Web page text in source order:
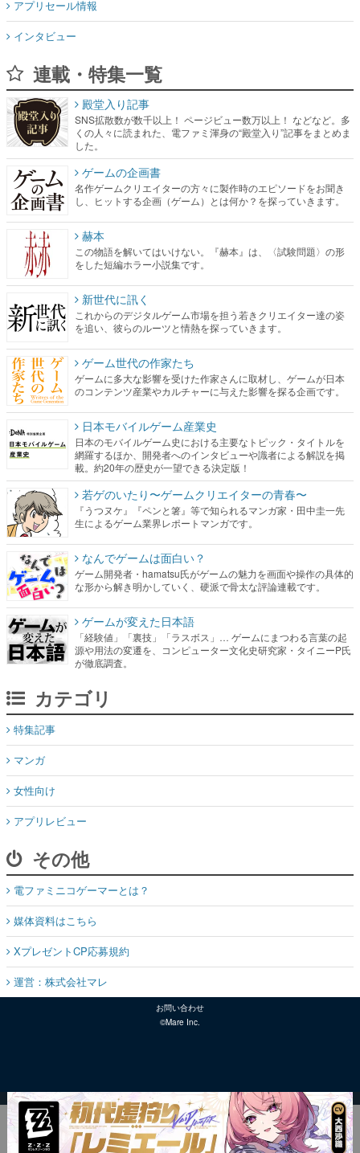
アプリセール情報
インタビュー
連載・特集一覧
殿堂入り記事
SNS拡散数が数千以上！ ページビュー数万以上！ などなど。多
くの人々に読まれた、電ファミ渾身の“殿堂入り”記事をまとめま
した。
ゲームの企画書
名作ゲームクリエイターの方々に製作時のエピソードをお聞き
し、ヒットする企画（ゲーム）とは何か？を探っていきます。
赫本
この物語を解いてはいけない。『赫本』は、〈試験問題〉の形
をした短編ホラー小説集です。
新世代に訊く
これからのデジタルゲーム市場を担う若きクリエイター達の姿
を追い、彼らのルーツと情熱を探っていきます。
ゲーム世代の作家たち
ゲームに多大な影響を受けた作家さんに取材し、ゲームが日本
のコンテンツ産業やカルチャーに与えた影響を探る企画です。
日本モバイルゲーム産業史
日本のモバイルゲーム史における主要なトピック・タイトルを
網羅するほか、開発者へのインタビューや識者による解説を掲
載。約20年の歴史が一望できる決定版！
若ゲのいたり〜ゲームクリエイターの青春〜
『うつヌケ』『ペンと箸』等で知られるマンガ家・田中圭一先
生によるゲーム業界レポートマンガです。
なんでゲームは面白い？
ゲーム開発者・hamatsu氏がゲームの魅力を画面や操作の具体的
な形から解き明かしていく、硬派で骨太な評論連載です。
ゲームが変えた日本語
「経験値」「裏技」「ラスボス」… ゲームにまつわる言葉の起
源や用法の変遷を、コンピューター文化史研究家・タイニーP氏
が徹底調査。
カテゴリ
特集記事
マンガ
女性向け
アプリレビュー
その他
電ファミニコゲーマーとは？
媒体資料はこちら
XプレゼントCP応募規約
運営：株式会社マレ
お問い合わせ
©Mare Inc.